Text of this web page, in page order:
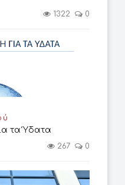
1322 0
τα Ύδατα
267 0